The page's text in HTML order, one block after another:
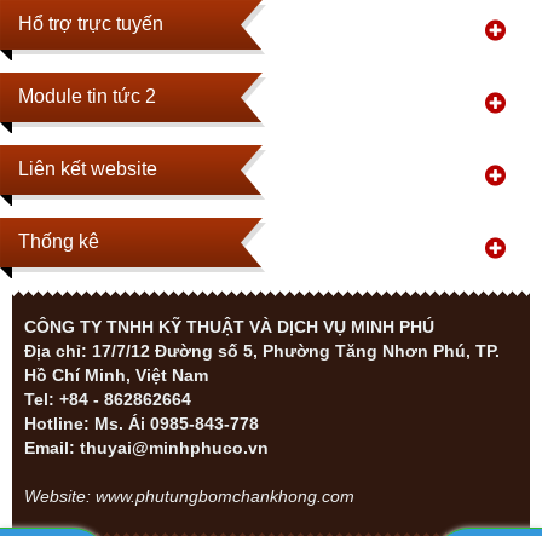
Hổ trợ trực tuyến
Module tin tức 2
Liên kết website
Thống kê
CÔNG TY TNHH KỸ THUẬT VÀ DỊCH VỤ MINH PHÚ
Địa chỉ: 17/7/12 Đường số 5, Phường Tăng Nhơn Phú, TP.
Hồ Chí Minh, Việt Nam
Tel: +84 - 862862664
Hotline: Ms. Ái 0985-843-778
Email: thuyai@minhphuco.vn
Website: www.phutungbomchankhong.com